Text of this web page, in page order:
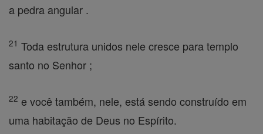
a pedra angular .
21 Toda estrutura unidos nele cresce para templo
santo no Senhor ;
22 e você também, nele, está sendo construído em
uma habitação de Deus no Espírito.